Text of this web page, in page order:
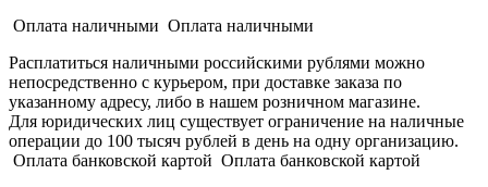
Оплата наличными Оплата наличными
Расплатиться наличными российскими рублями можно
непосредственно с курьером, при доставке заказа по
указанному адресу, либо в нашем розничном магазине.
Для юридических лиц существует ограничение на наличные
операции до 100 тысяч рублей в день на одну организацию.
Оплата банковской картой Оплата банковской картой